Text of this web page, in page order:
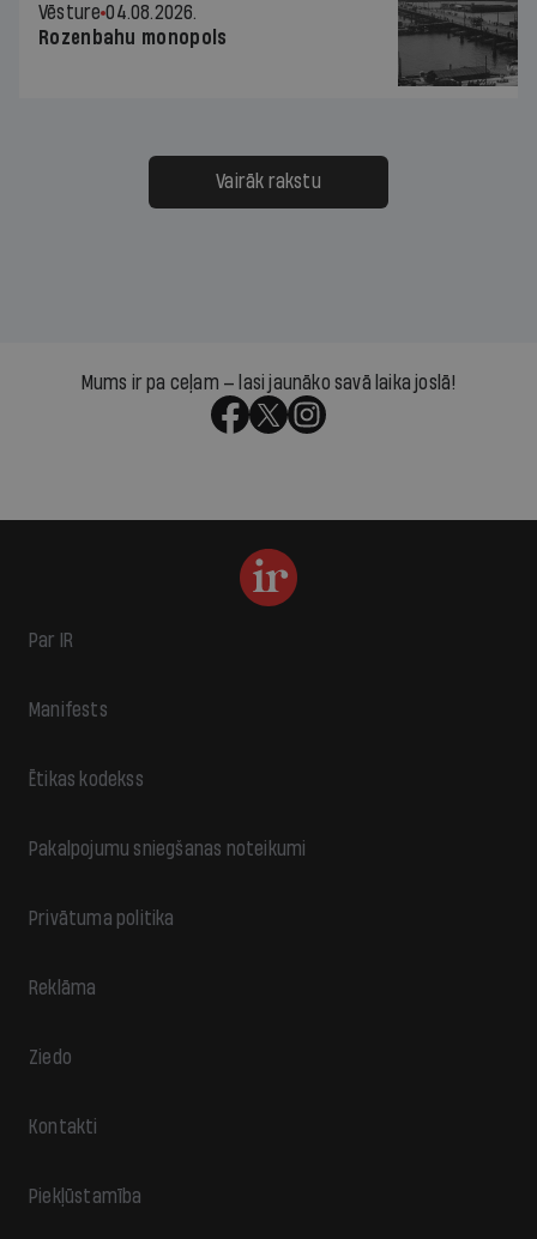
Vēsture 04.08.2026.
Rozenbahu monopols
Vairāk rakstu
Mums ir pa ceļam — lasi jaunāko savā laika joslā!
Par IR
Manifests
Ētikas kodekss
Pakalpojumu sniegšanas noteikumi
Privātuma politika
Reklāma
Ziedo
Kontakti
Piekļūstamība